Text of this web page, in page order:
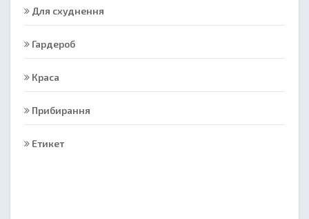
Для схуднення
Гардероб
Краса
Прибирання
Етикет